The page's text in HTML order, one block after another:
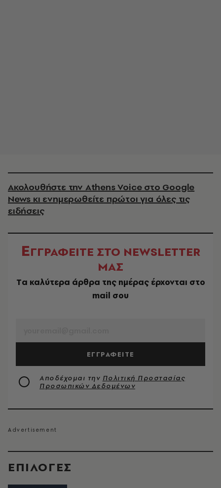
EΠΙΛΟΓΈΣ
Ακολουθήστε την Athens Voice στο Google
News κι ενημερωθείτε πρώτοι για όλες τις
ειδήσεις
ΕΓΓΡΑΦΕΙΤΕ ΣΤΟ NEWSLETTER
ΜΑΣ
Tα καλύτερα άρθρα της ημέρας έρχονται στο
mail σου
ΕΓΓΡΑΦΕΙΤΕ
Αποδέχομαι την Πολιτική Προστασίας
Προσωπικών Δεδομένων